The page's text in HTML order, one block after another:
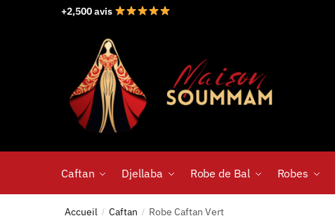
+2,500 avis
Caftan Djellaba Robe de Bal Robes
Accueil / Caftan / Robe Caftan Vert